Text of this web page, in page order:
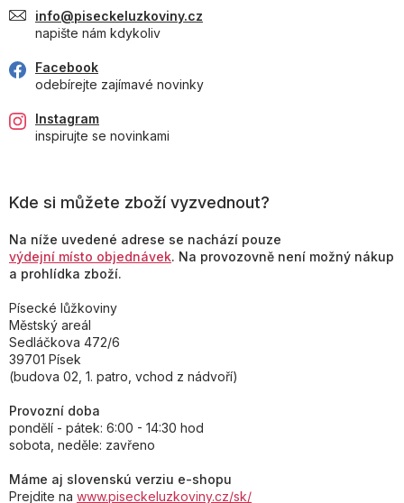
info@piseckeluzkoviny.cz
napište nám kdykoliv
Facebook
odebírejte zajímavé novinky
Instagram
inspirujte se novinkami
Kde si můžete zboží vyzvednout?
Na níže uvedené adrese se nachází pouze
výdejní místo objednávek. Na provozovně není možný nákup
a prohlídka zboží.
Písecké lůžkoviny
Městský areál
Sedláčkova 472/6
39701 Písek
(budova 02, 1. patro, vchod z nádvoří)
Provozní doba
pondělí - pátek: 6:00 - 14:30 hod
sobota, neděle: zavřeno
Máme aj slovenskú verziu e-shopu
Prejdite na www.piseckeluzkoviny.cz/sk/